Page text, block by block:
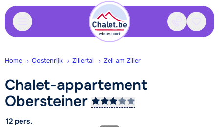
Contact
Home Oostenrijk Zillertal Zell am Ziller
Chalet-appartement
Obersteiner
12 pers.